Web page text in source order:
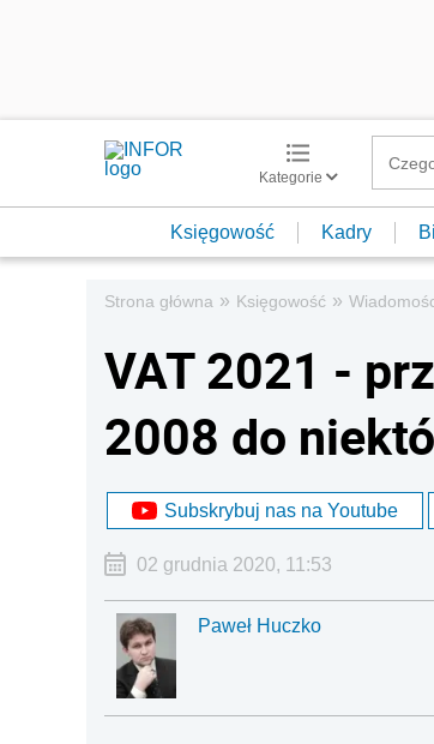
Kategorie
Księgowość Kadry
Strona główna » Księgowość »
VAT 2021 -
2008 do
Subskrybuj nas na Youtube
02 grudnia 2020, 11:53
Paweł Huczko